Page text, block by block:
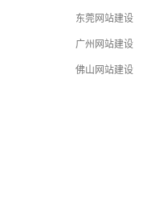
东莞网站建设
广州网站建设
佛山网站建设